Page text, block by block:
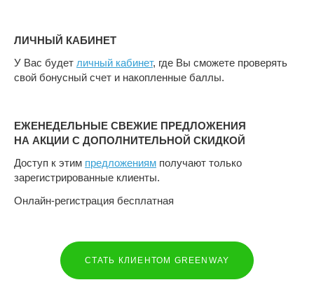
ЛИЧНЫЙ КАБИНЕТ
У Вас будет личный кабинет, где Вы сможете проверять
свой бонусный счет и накопленные баллы.
ЕЖЕНЕДЕЛЬНЫЕ СВЕЖИЕ ПРЕДЛОЖЕНИЯ
НА АКЦИИ С ДОПОЛНИТЕЛЬНОЙ СКИДКОЙ
Доступ к этим предложениям получают только
зарегистрированные клиенты.
Онлайн-регистрация бесплатная
СТАТЬ КЛИЕНТОМ GREENWAY